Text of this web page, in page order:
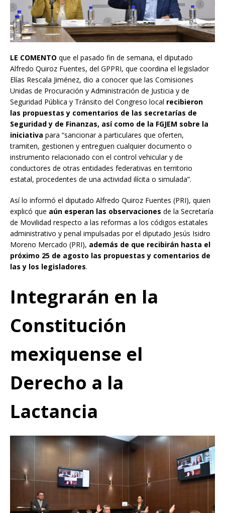
LE COMENTO que el pasado fin de semana, el diputado
Alfredo Quiroz Fuentes, del GPPRI, que coordina el legislador
Elías Rescala Jiménez, dio a conocer que las Comisiones
Unidas de Procuración y Administración de Justicia y de
Seguridad Pública y Tránsito del Congreso local recibieron
las propuestas y comentarios de las secretarías de
Seguridad y de Finanzas, así como de la FGJEM sobre la
iniciativa para “sancionar a particulares que oferten,
tramiten, gestionen y entreguen cualquier documento o
instrumento relacionado con el control vehicular y de
conductores de otras entidades federativas en territorio
estatal, procedentes de una actividad ilícita o simulada”.
Así lo informó el diputado Alfredo Quiroz Fuentes (PRI), quien
explicó que aún esperan las observaciones de la Secretaría
de Movilidad respecto a las reformas a los códigos estatales
administrativo y penal impulsadas por el diputado Jesús Isidro
Moreno Mercado (PRI), además de que recibirán hasta el
próximo 25 de agosto las propuestas y comentarios de
las y los legisladores.
Integrarán en la
Constitución
mexiquense el
Derecho a la
Lactancia